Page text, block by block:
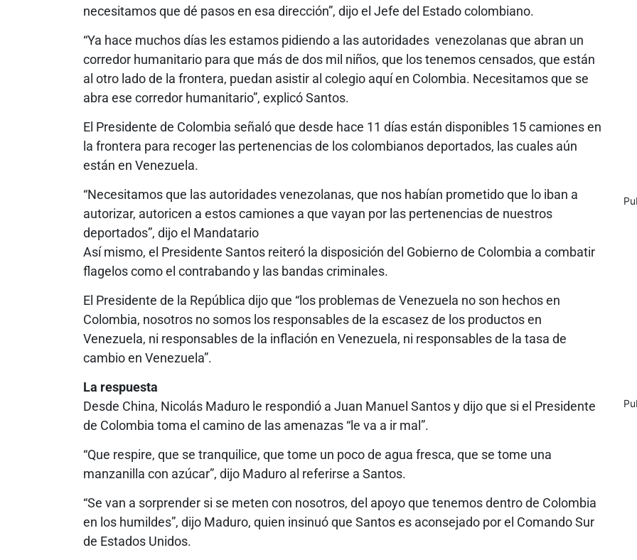
necesitamos que dé pasos en esa dirección”, dijo el Jefe del Estado colombiano.
“Ya hace muchos días les estamos pidiendo a las autoridades venezolanas que abran un
corredor humanitario para que más de dos mil niños, que los tenemos censados, que están
al otro lado de la frontera, puedan asistir al colegio aquí en Colombia. Necesitamos que se
abra ese corredor humanitario”, explicó Santos.
El Presidente de Colombia señaló que desde hace 11 días están disponibles 15 camiones en
la frontera para recoger las pertenencias de los colombianos deportados, las cuales aún
están en Venezuela.
“Necesitamos que las autoridades venezolanas, que nos habían prometido que lo iban a
autorizar, autoricen a estos camiones a que vayan por las pertenencias de nuestros
deportados”, dijo el Mandatario
Así mismo, el Presidente Santos reiteró la disposición del Gobierno de Colombia a combatir
flagelos como el contrabando y las bandas criminales.
El Presidente de la República dijo que “los problemas de Venezuela no son hechos en
Colombia, nosotros no somos los responsables de la escasez de los productos en
Venezuela, ni responsables de la inflación en Venezuela, ni responsables de la tasa de
cambio en Venezuela”.
La respuesta
Desde China, Nicolás Maduro le respondió a Juan Manuel Santos y dijo que si el Presidente
de Colombia toma el camino de las amenazas “le va a ir mal”.
“Que respire, que se tranquilice, que tome un poco de agua fresca, que se tome una
manzanilla con azúcar”, dijo Maduro al referirse a Santos.
“Se van a sorprender si se meten con nosotros, del apoyo que tenemos dentro de Colombia
en los humildes”, dijo Maduro, quien insinuó que Santos es aconsejado por el Comando Sur
de Estados Unidos.